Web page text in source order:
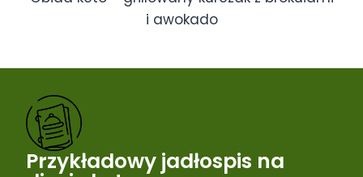
i awokado
Przykładowy jadłospis na